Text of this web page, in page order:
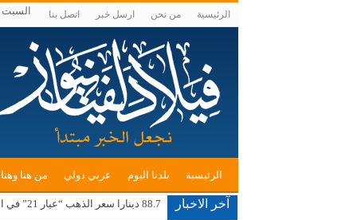
الرئيسية من نحن ارسل خبر اتصل بنا السبت ,
الرئيسية بلدنا اليوم عربي دولي من هنا
آخر الاخبار 88.7 دينارا سعر الذهب “عيار 21” في السوق المحلية